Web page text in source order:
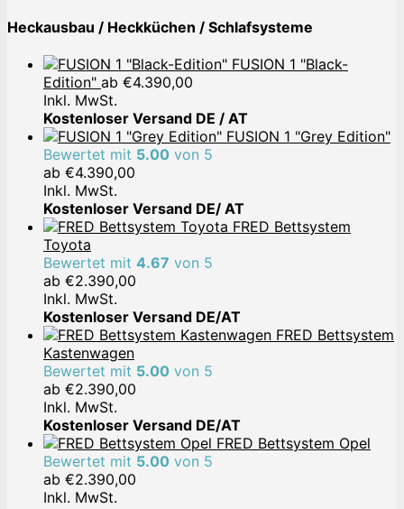
Heckausbau / Heckküchen / Schlafsysteme
FUSION 1 "Black-
Edition" ab €4.390,00
Inkl. MwSt.
Kostenloser Versand DE / AT
FUSION 1 "Grey Edition"
Bewertet mit 5.00 von 5
ab €4.390,00
Inkl. MwSt.
Kostenloser Versand DE/ AT
FRED Bettsystem
Toyota
Bewertet mit 4.67 von 5
ab €2.390,00
Inkl. MwSt.
Kostenloser Versand DE/AT
FRED Bettsystem
Kastenwagen
Bewertet mit 5.00 von 5
ab €2.390,00
Inkl. MwSt.
Kostenloser Versand DE/AT
FRED Bettsystem Opel
Bewertet mit 5.00 von 5
ab €2.390,00
Inkl. MwSt.